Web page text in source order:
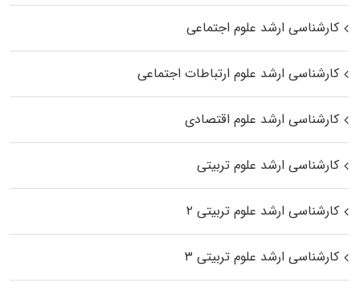
کارشناسی ارشد علوم اجتماعی
کارشناسی ارشد علوم ارتباطات اجتماعی
کارشناسی ارشد علوم اقتصادی
کارشناسی ارشد علوم تربیتی
کارشناسی ارشد علوم تربیتی ۲
کارشناسی ارشد علوم تربیتی ۳